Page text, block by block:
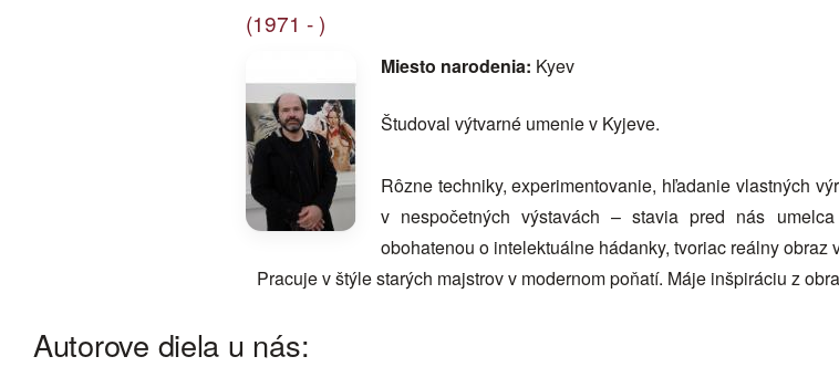
(1971 - )
Miesto narodenia: Kyev
Študoval výtvarné umenie v Kyjeve.
Rôzne techniky, experimentovanie, hľadanie vlastných
v nespočetných výstavách – stavia pred nás
obohatenou o intelektuálne hádanky, tvoriac reálny obraz
Pracuje v štýle starých majstrov v modernom poňatí. Máje inšpiráciu z
Autorove diela u nás: